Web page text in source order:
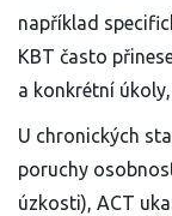
například
KBT často
a konkrétní
U chronických
poruchy
úzkosti), ACT